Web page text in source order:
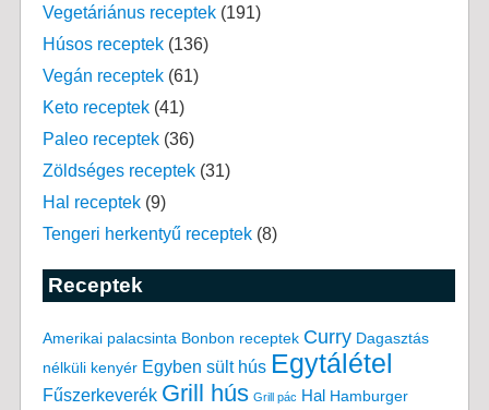
Vegetáriánus receptek(191)
Húsos receptek(136)
Vegán receptek(61)
Keto receptek(41)
Paleo receptek(36)
Zöldséges receptek(31)
Hal receptek(9)
Tengeri herkentyű receptek(8)
Receptek
Amerikai palacsinta Bonbon receptek Curry Dagasztás
nélküli kenyér Egyben sült hús Egytálétel
Fűszerkeverék Grill hús Grill pác Hal Hamburger